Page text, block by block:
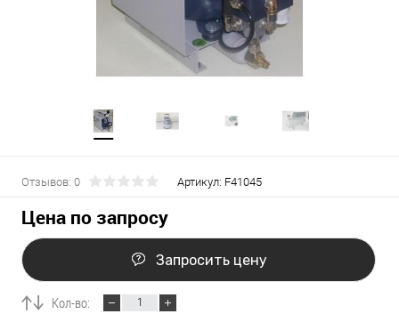
Отзывов: 0 Артикул: F41045
Цена по запросу
Запросить цену
Кол-во: